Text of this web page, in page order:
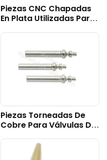
Piezas CNC Chapadas
En Plata Utilizadas Para
Piezas Torneadas De
Cobre Para Válvulas De
Automóviles